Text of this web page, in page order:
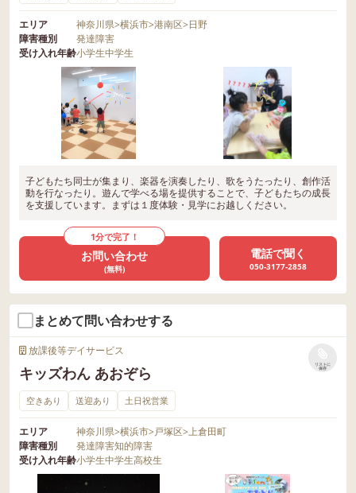
エリア 神奈川県>横浜市>港南区>日野
障害種別
発達障害
受け入れ年齢小学生中学生
子どもたち同士が集まり、楽器を演奏したり、歌をうたったり、創作活
動を行なったり。遊んで学べる場を提供することで、子どもたちの成長
を支援しています。まずは１度体験・見学にお越しください。
1分で完了！
お問い合わせ
(無料)
電話で聞く
050-3177-2858
まとめて問い合わせする
放課後等デイサービス
キッズわん あおぞら
リストに
保存
空きあり 送迎あり 土日祝営業
エリア 神奈川県>横浜市>戸塚区>上倉田町
障害種別
発達障害知的障害
受け入れ年齢小学生中学生高校生